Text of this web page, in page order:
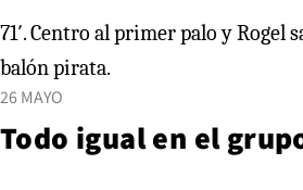
71′. Centro al primer palo y Rogel saca como puede ese
balón pirata.
26 MAYO
Todo igual en el